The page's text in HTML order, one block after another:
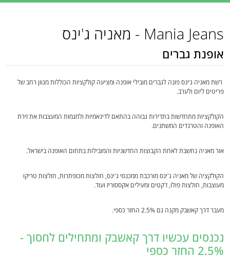
Mania Jeans - מאניה ג'ינס
אופנת גברים
רשת מאניה ג’ינס פונה לגברים מובילי אופנה ומציעה קולקציות הכוללות מגוון רחב של
פריטים ליום ולערב.
הקולקציות מתחדשות בתדירות גבוהה בהתאם לדינאמיות ולמגמות המעצבות את זירת
האופנה והטרנדים המשתנים.
אור מאניה נחשבת לאחת הקבוצות החדשניות והמובילות בתחום האופנה בישראל.
הקולקציה של מאניה ג'ינס מורכבת ממכנסי ג'ינס, חולצות מכופתרות, חולצות טריקו
מעוצבות, חולצות פולו, ז'קטים ומעילים אקססוריז ועוד.
מעבר דרך קאשבק מקנה גם 2.5% החזר כספי.
נכנסים עכשיו דרך קאשבק ומתחילים לחסוך -
2.5% החזר כספי